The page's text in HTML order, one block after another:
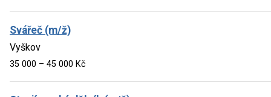
Svářeč (m/ž)
Vyškov
35 000 – 45 000 Kč